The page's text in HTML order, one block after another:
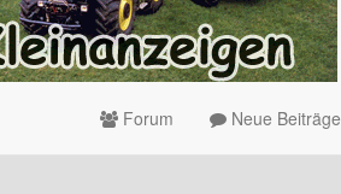
Forum Neue Beiträge